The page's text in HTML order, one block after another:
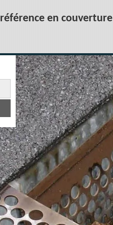
référence en couverture